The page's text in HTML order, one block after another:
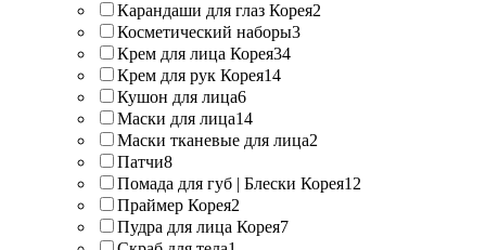
Карандаши для глаз Корея2
Косметический наборы3
Крем для лица Корея34
Крем для рук Корея14
Кушон для лица6
Маски для лица14
Маски тканевые для лица2
Патчи8
Помада для губ | Блески Корея12
Праймер Корея2
Пудра для лица Корея7